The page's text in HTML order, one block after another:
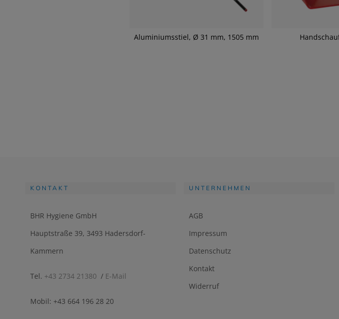
Aluminiumsstiel, Ø 31 mm, 1505 mm
KONTAKT
BHR Hygiene GmbH
Hauptstraße 39, 3493 Hadersdorf-
Kammern
Tel. +43 2734 21380 / E-Mail
Mobil: +43 664 196 28 20
UNTERNEHMEN
AGB
Impressum
Datenschutz
Kontakt
Widerruf